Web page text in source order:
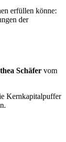
erfüllen könne:
der
Schäfer vom
Kernkapitalpuffer